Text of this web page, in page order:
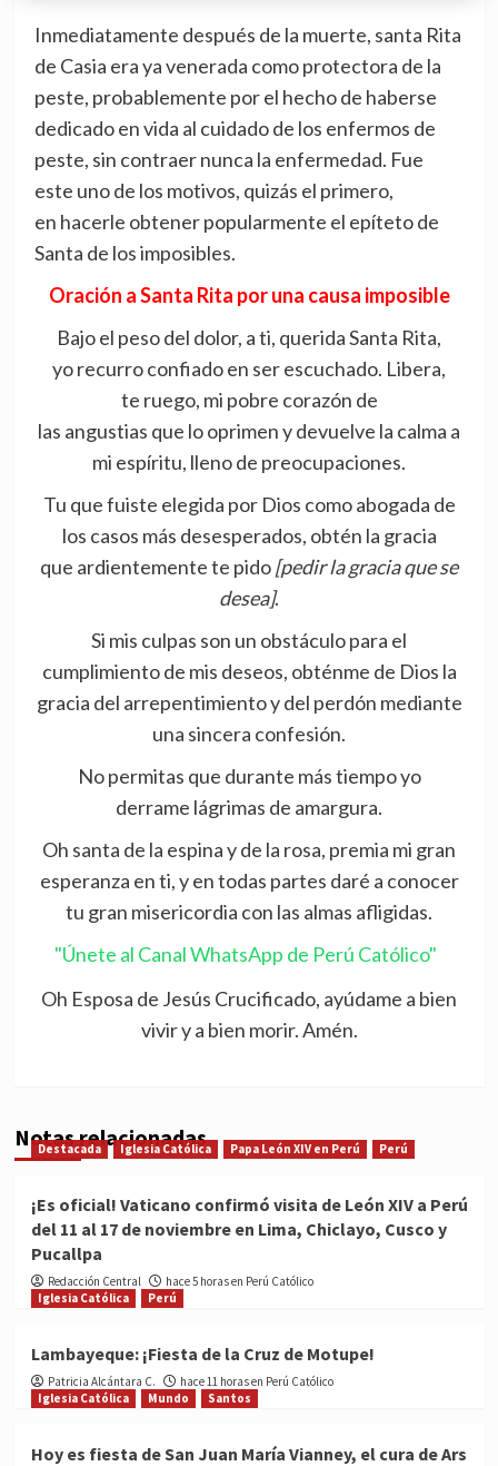
Inmediatamente después de la muerte, santa Rita
de Casia era ya venerada como protectora de la
peste, probablemente por el hecho de haberse
dedicado en vida al cuidado de los enfermos de
peste, sin contraer nunca la enfermedad. Fue
este uno de los motivos, quizás el primero,
en hacerle obtener popularmente el epíteto de
Santa de los imposibles.
Oración a Santa Rita por una causa imposible
Bajo el peso del dolor, a ti, querida Santa Rita,
yo recurro confiado en ser escuchado. Libera,
te ruego, mi pobre corazón de
las angustias que lo oprimen y devuelve la calma a
mi espíritu, lleno de preocupaciones.
Tu que fuiste elegida por Dios como abogada de
los casos más desesperados, obtén la gracia
que ardientemente te pido[pedir la gracia que se
desea].
Si mis culpas son un obstáculo para el
cumplimiento de mis deseos, obténme de Dios la
gracia del arrepentimiento y del perdón mediante
una sincera confesión.
No permitas que durante más tiempo yo
derrame lágrimas de amargura.
Oh santa de la espina y de la rosa, premia mi gran
esperanza en ti, y en todas partes daré a conocer
tu gran misericordia con las almas afligidas.
"Únete al Canal WhatsApp de Perú Católico"
Oh Esposa de Jesús Crucificado, ayúdame a bien
vivir y a bien morir. Amén.
Notas relacionadas
Destacada Iglesia Católica Papa León XIV en Perú Perú
¡Es oficial! Vaticano confirmó visita de León XIV a Perú
del 11 al 17 de noviembre en Lima, Chiclayo, Cusco y
Pucallpa
Redacción Central
hace 5 horas en Perú Católico
Iglesia Católica
Perú
Lambayeque: ¡Fiesta de la Cruz de Motupe!
Patricia Alcántara C.
hace 11 horas en Perú Católico
Iglesia Católica
Mundo Santos
Hoy es fiesta de San Juan María Vianney, el cura de Ars